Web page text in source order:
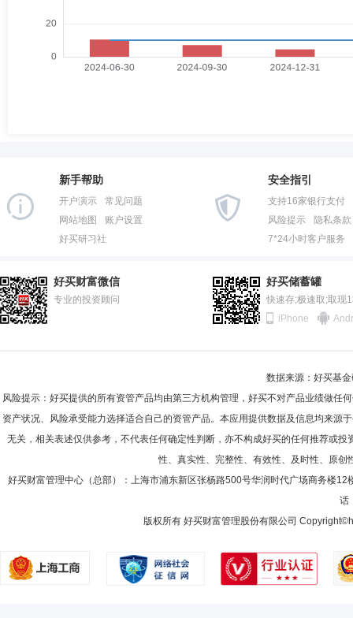
新手帮助
开户演示
常见问题
网站地图
账户设置
好买研习社
安全指引
支持16家银行支付
风险提示
隐私条款
7*24小时客户服务
好买财富微信
专业的投资顾问
好买储蓄罐
快速存;极速取;取现
iPhone
数据来源：好买基
风险提示：好买提供的所有资管产品均由第三方机构管理，好买不对产品业绩做
资产状况、风险承受能力选择适合自己的资管产品。本应用提供数据及信息均来
无关，相关表述仅供参考，不代表任何确定性判断，亦不构成好买的任何推荐或
性、真实性、完整性、有效性、及时性、原
好买财富管理中心（总部）：上海市浦东新区张杨路500号华润时代广场商务楼12
话
版权所有 好买财富管理股份有限公司